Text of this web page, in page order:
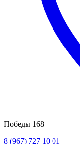
Победы 168
8 (967) 727 10 01